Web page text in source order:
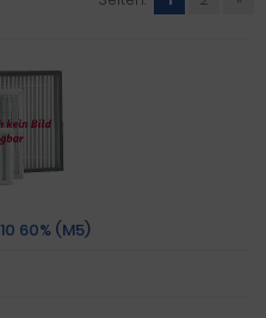
60% (M5)